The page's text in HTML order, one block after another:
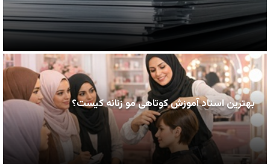
بهترین استاد آموزش کوتاهی مو زنانه کیست؟